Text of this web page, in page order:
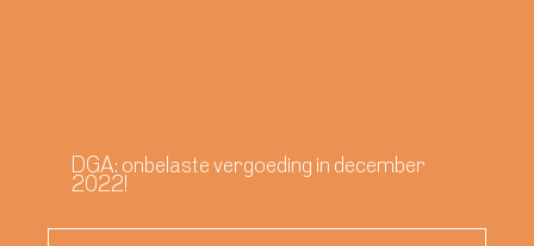
DGA: onbelaste vergoeding in december
2022!